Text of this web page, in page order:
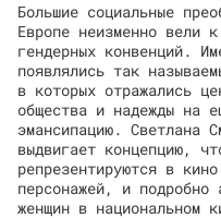
Большие социальные
Европе неизменно вели
гендерных конвенций.
появлялись так
в которых отражались
общества и надежды на
эмансипацию. Светлана
выдвигает концепцию,
репрезентируются в
персонажей, и подробно
женщин в национальном